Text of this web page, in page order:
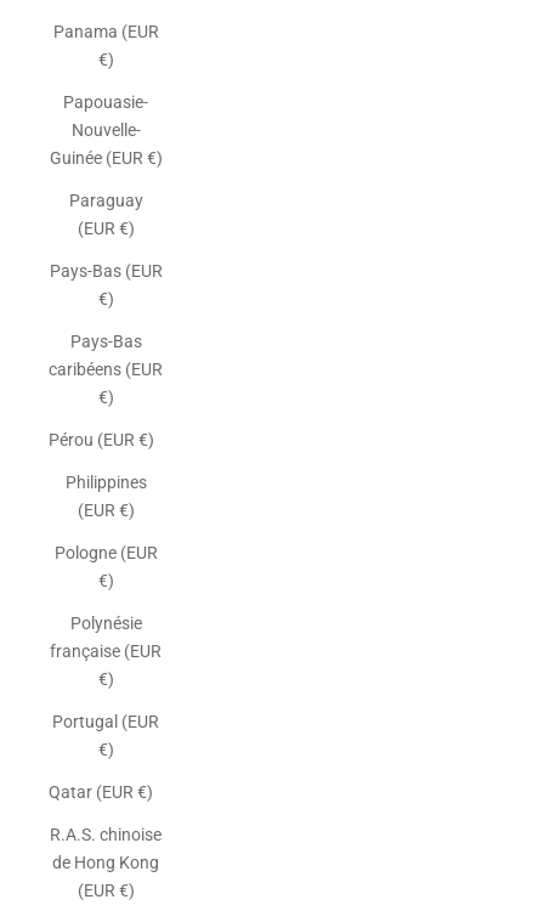
Panama (EUR
€)
Papouasie-
Nouvelle-
Guinée (EUR €)
Paraguay
(EUR €)
Pays-Bas (EUR
€)
Pays-Bas
caribéens (EUR
€)
Pérou (EUR €)
Philippines
(EUR €)
Pologne (EUR
€)
Polynésie
française (EUR
€)
Portugal (EUR
€)
Qatar (EUR €)
R.A.S. chinoise
de Hong Kong
(EUR €)